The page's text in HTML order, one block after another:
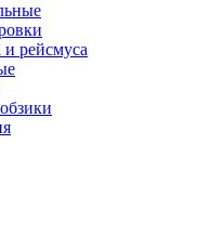
рейсмуса